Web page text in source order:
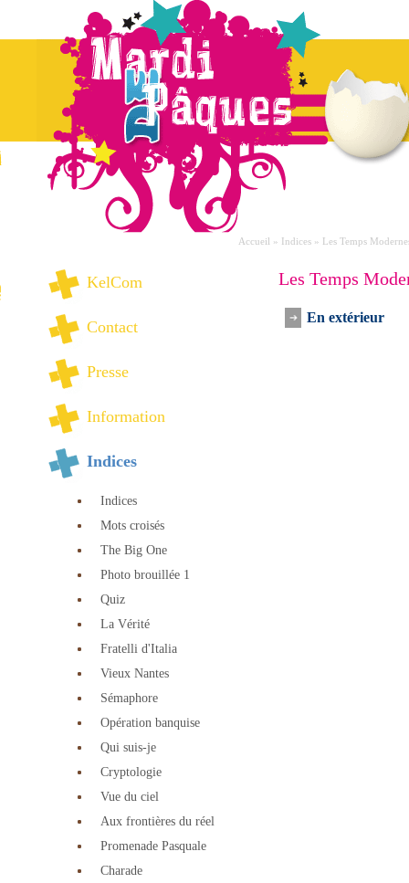
Accueil » Indices » Les Temps
KelCom
Contact
Presse
Information
Indices
Indices
Mots croisés
The Big One
Photo brouillée 1
Quiz
La Vérité
Fratelli d'Italia
Vieux Nantes
Sémaphore
Opération banquise
Qui suis-je
Cryptologie
Vue du ciel
Aux frontières du réel
Promenade Pasquale
Charade
Les Temps
En extérieur